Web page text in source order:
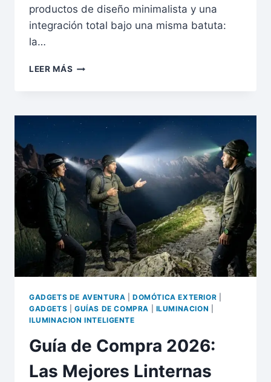
productos de diseño minimalista y una
integración total bajo una misma batuta:
la…
LEER MÁS SMART
LA
PARA
UN
HOGAR
CONECTADO
ECONÓMICO
GADGETS DE AVENTURA |DOMÓTICA EXTERIOR
GADGETS
GUÍAS DE COMPRA ILUMINACION
ILUMINACION INTELIGENTE
Guía de Compra 2026:
Las Mejores Linternas